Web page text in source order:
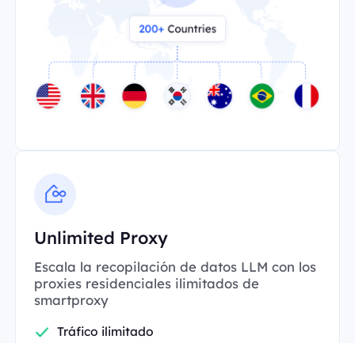
Unlimited Proxy
Escala la recopilación de datos LLM con los
proxies residenciales ilimitados de
smartproxy
Tráfico ilimitado